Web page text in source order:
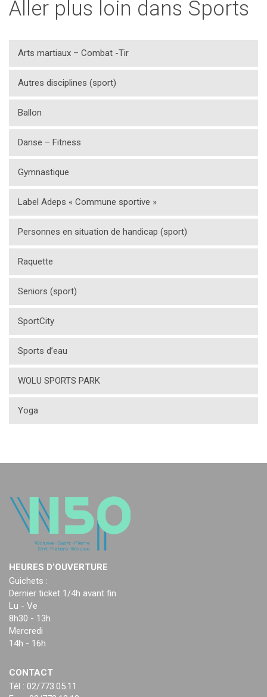
Aller plus loin dans Sports
Arts martiaux – Combat -Tir
Autres disciplines (sport)
Ballon
Danse – Fitness
Gymnastique
Label Adeps « Commune sportive »
Personnes en situation de handicap (sport)
Raquette
Seniors (sport)
SportCity
Sports d’eau
WOLU SPORTS PARK
Yoga
HEURES D’OUVERTURE
Guichets :
Dernier ticket 1/4h avant fin
Lu - Ve
8h30 - 13h
Mercredi
14h - 16h
CONTACT
Tél : 02/773.05.11